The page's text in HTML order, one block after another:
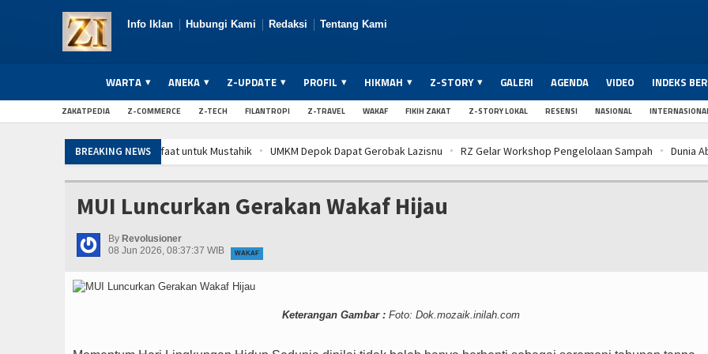
Info Iklan Hubungi Kami Redaksi Tentang Kami
WARTA ANEKA Z-UPDATE PROFIL HIKMAH Z-STORY GALERI AGENDA VIDEO INDEKS
ZAKATPEDIA Z-COMMERCE Z-TECH FILANTROPI Z-TRAVEL WAKAF FIKIH ZAKAT Z-STORY LOKAL RESENSI NASIONAL
BREAKING NEWS
Perluas Manfaat untuk Mustahik UMKM Depok Dapat Gerobak Lazisnu RZ Gelar Workshop Pengelolaan Sampah Dunia Abaikan Krisis
Dunia Abaikan Krisis
MUI Luncurkan Gerakan Wakaf Hijau
By Revolusioner
08 Jun 2026, 08:37:37 WIB
WAKAF
Keterangan Gambar :Foto: Dok.mozaik.inilah.com